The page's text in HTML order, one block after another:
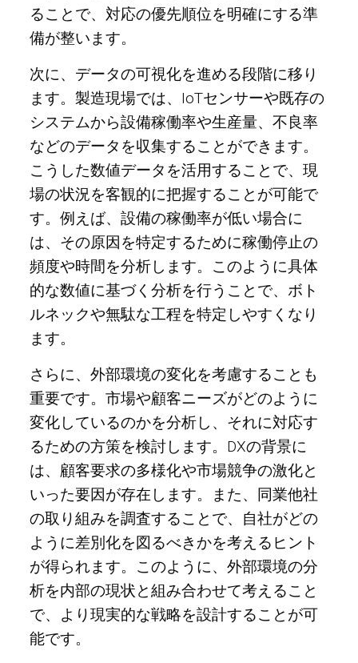
ることで、対応の優先順位を明確にする準
備が整います。
次に、データの可視化を進める段階に移り
ます。製造現場では、IoTセンサーや既存の
システムから設備稼働率や生産量、不良率
などのデータを収集することができます。
こうした数値データを活用することで、現
場の状況を客観的に把握することが可能で
す。例えば、設備の稼働率が低い場合に
は、その原因を特定するために稼働停止の
頻度や時間を分析します。このように具体
的な数値に基づく分析を行うことで、ボト
ルネックや無駄な工程を特定しやすくなり
ます。
さらに、外部環境の変化を考慮することも
重要です。市場や顧客ニーズがどのように
変化しているのかを分析し、それに対応す
るための方策を検討します。DXの背景に
は、顧客要求の多様化や市場競争の激化と
いった要因が存在します。また、同業他社
の取り組みを調査することで、自社がどの
ように差別化を図るべきかを考えるヒント
が得られます。このように、外部環境の分
析を内部の現状と組み合わせて考えること
で、より現実的な戦略を設計することが可
能です。